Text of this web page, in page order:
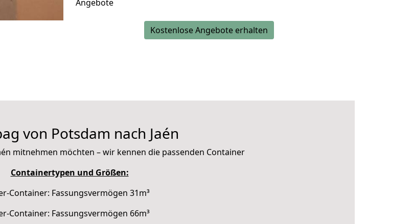
Angebote
Kostenlose Angebote erhalten
von Potsdam nach Jaén
mitnehmen möchten – wir kennen die passenden Container
Containertypen und Größen:
Container: Fassungsvermögen 31m³
Container: Fassungsvermögen 66m³